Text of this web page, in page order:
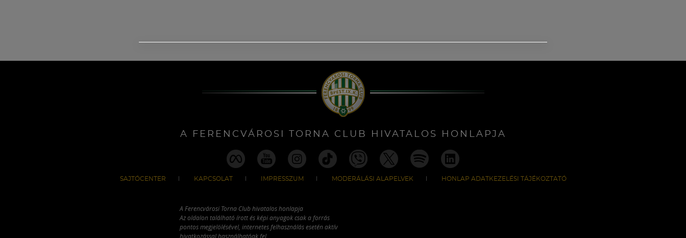
A FERENCVÁROSI TORNA CLUB HIVATALOS HONLAPJA
SAJTÓCENTER KAPCSOLAT IMPRESSZUM MODERÁLÁSI ALAPELVEK HONLAP ADATKEZELÉSI TÁJÉKOZTATÓ
A Ferencvárosi Torna Club hivatalos honlapja
Az oldalon található írott és képi anyagok csak a forrás
pontos megjelölésével, internetes felhasználás esetén aktív
hivatkozással használhatóak fel.